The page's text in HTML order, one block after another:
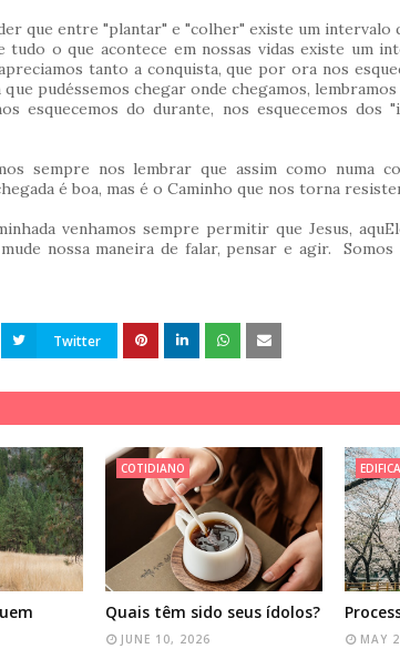
que entre "plantar" e "colher" existe um intervalo
tudo o que acontece em nossas vidas existe um
tanto a conquista, que por ora nos
pudéssemos chegar onde chegamos,
esquecemos do durante, nos esquecemos dos
sempre nos lembrar que assim como numa
é boa, mas é o Caminho que nos torna
venhamos sempre permitir que Jesus,
mude nossa maneira de falar, pensar e agir.Somos
Twitter
COTIDIANO
Quais têm sido seus ídolos?
JUNE 10, 2026 MAY